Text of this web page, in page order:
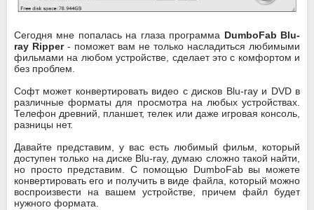
Сегодня мне попалась на глаза программа DumboFab Blu-
ray Ripper- поможет вам не только насладиться любимыми
фильмами на любом устройстве, сделает это с комфортом и
без проблем.
Софт может конвертировать видео с дисков Blu-ray и DVD в
различные форматы для просмотра на любых устройствах.
Телефон древний, планшет, телек или даже игровая консоль,
разницы нет.
Давайте представим, у вас есть любимый фильм, который
доступен только на диске Blu-ray, думаю сложно такой найти,
но просто представим. С помощью DumboFab вы можете
конвертировать его и получить в виде файла, который можно
воспроизвести на вашем устройстве, причем файл будет
нужного формата.